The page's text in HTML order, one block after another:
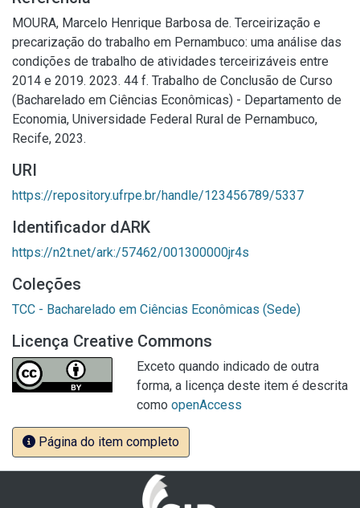
MOURA, Marcelo Henrique Barbosa de. Terceirização e
precarização do trabalho em Pernambuco: uma análise das
condições de trabalho de atividades terceirizáveis entre
2014 e 2019. 2023. 44 f. Trabalho de Conclusão de Curso
(Bacharelado em Ciências Econômicas) - Departamento de
Economia, Universidade Federal Rural de Pernambuco,
Recife, 2023.
URI
https://repository.ufrpe.br/handle/123456789/5337
Identificador dARK
https://n2t.net/ark:/57462/001300000jr4s
Coleções
TCC - Bacharelado em Ciências Econômicas (Sede)
Licença Creative Commons
Exceto quando indicado de outra
forma, a licença deste item é descrita
como openAccess
Página do item completo